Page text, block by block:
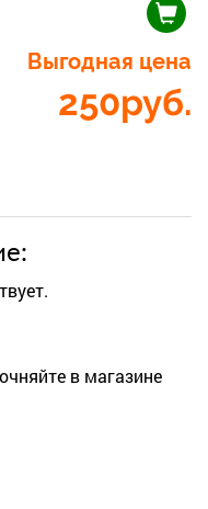
Выгодная цена
250руб.
в магазине